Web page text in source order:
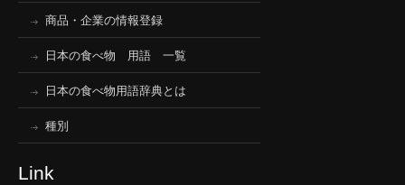
商品・企業の情報登録
日本の食べ物 用語 一覧
日本の食べ物用語辞典とは
種別
Link